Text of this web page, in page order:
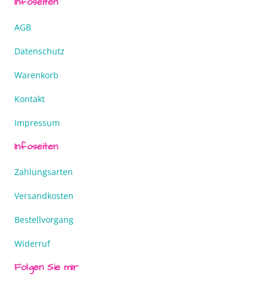
AGB
Datenschutz
Warenkorb
Kontakt
Impressum
Infoseiten
Zahlungsarten
Versandkosten
Bestellvorgang
Widerruf
Folgen Sie mir